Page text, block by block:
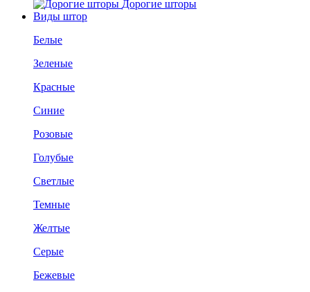
Дорогие шторы
Виды штор
Белые
Зеленые
Красные
Синие
Розовые
Голубые
Светлые
Темные
Желтые
Серые
Бежевые